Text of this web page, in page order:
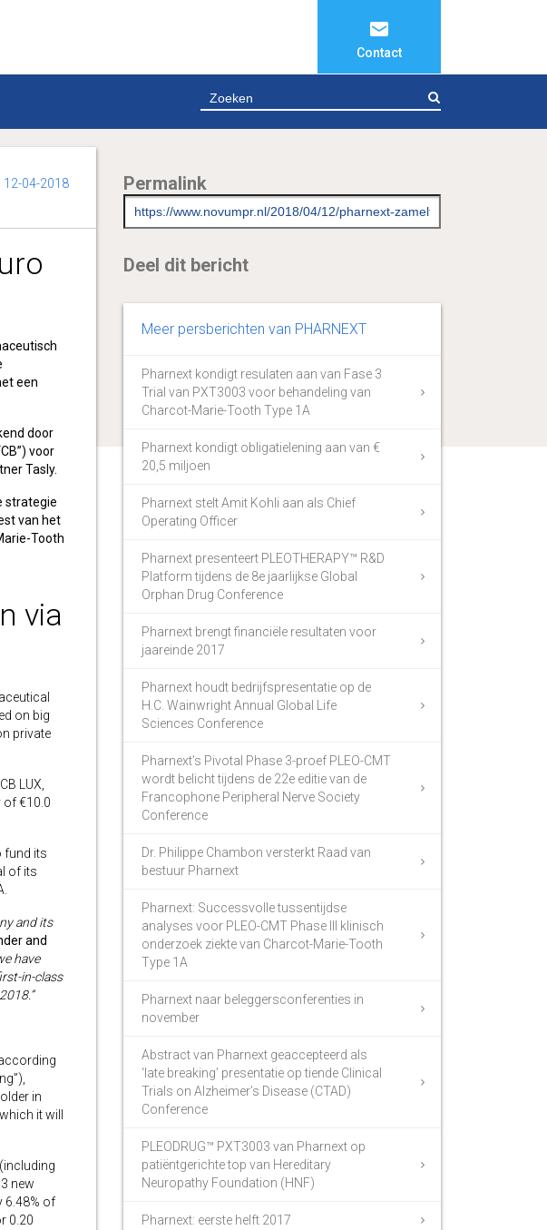
Contact
12-04-2018
een
door
voor
Tasly.
strategie
van het
Tooth
via
on big
private
LUX,
of €10.0
fund its
of its
and its
and
have
in-class
in
it will
new
6.48% of
0.20
Permalink
Deel dit bericht
Meer persberichten van PHARNEXT
Pharnext kondigt resulaten aan van Fase 3
Trial van PXT3003 voor behandeling van
Charcot-Marie-Tooth Type 1A
Pharnext kondigt obligatielening aan van €
20,5 miljoen
Pharnext stelt Amit Kohli aan als Chief
Operating Officer
Pharnext presenteert PLEOTHERAPY™ R&D
Platform tijdens de 8e jaarlijkse Global
Orphan Drug Conference
Pharnext brengt financiële resultaten voor
jaareinde 2017
Pharnext houdt bedrijfspresentatie op de
H.C. Wainwright Annual Global Life
Sciences Conference
Pharnext’s Pivotal Phase 3-proef PLEO-CMT
wordt belicht tijdens de 22e editie van de
Francophone Peripheral Nerve Society
Conference
Dr. Philippe Chambon versterkt Raad van
bestuur Pharnext
Pharnext: Successvolle tussentijdse
analyses voor PLEO-CMT Phase III klinisch
onderzoek ziekte van Charcot-Marie-Tooth
Type 1A
Pharnext naar beleggersconferenties in
november
Abstract van Pharnext geaccepteerd als
‘late breaking’ presentatie op tiende Clinical
Trials on Alzheimer’s Disease (CTAD)
Conference
PLEODRUG™ PXT3003 van Pharnext op
patiëntgerichte top van Hereditary
Neuropathy Foundation (HNF)
Pharnext: eerste helft 2017